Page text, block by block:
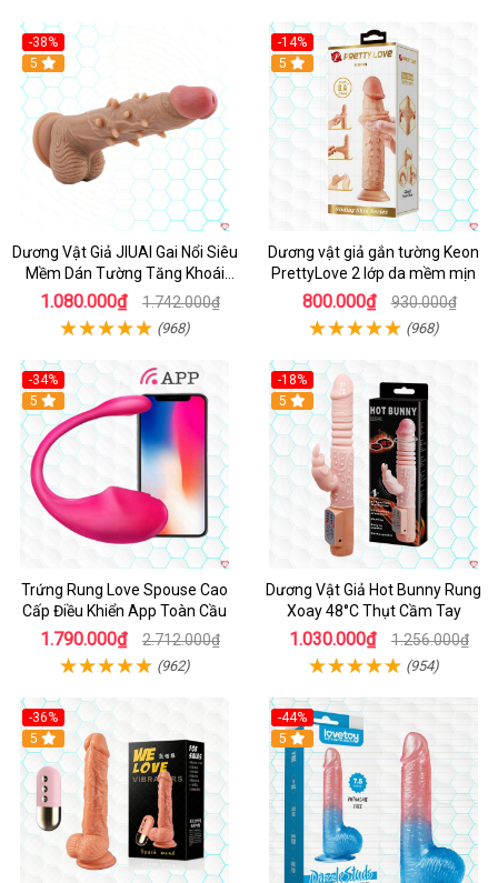
-38%
5
Dương Vật Giả JIUAI Gai Nổi Siêu
Mềm Dán Tường Tăng Khoái
Cảm
1.080.000₫ 1.742.000₫
(968)
-14%
5
Dương vật giả gắn tường Keon
PrettyLove 2 lớp da mềm mịn
800.000₫ 930.000₫
(968)
-34%
5
Trứng Rung Love Spouse Cao
Cấp Điều Khiển App Toàn Cầu
1.790.000₫ 2.712.000₫
(962)
-18%
Hot
5
Dương Vật Giả Hot Bunny Rung
Xoay 48°C Thụt Cầm Tay
1.030.000₫ 1.256.000₫
(954)
-36%
5
-44%
Hot
5